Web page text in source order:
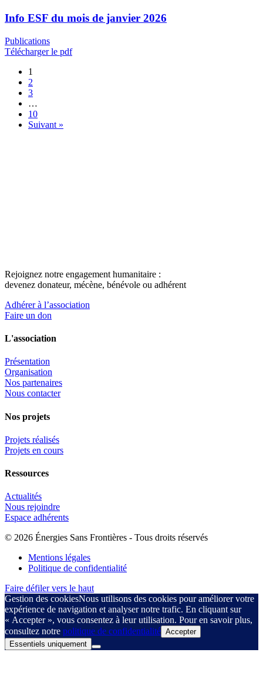
Info ESF du mois de janvier 2026
Publications
Télécharger le pdf
1
2
3
…
10
Suivant »
Rejoignez notre engagement humanitaire :
devenez donateur, mécène, bénévole ou adhérent
Adhérer à l’association
Faire un don
L'association
Présentation
Organisation
Nos partenaires
Nous contacter
Nos projets
Projets réalisés
Projets en cours
Ressources
Actualités
Nous rejoindre
Espace adhérents
© 2026 Énergies Sans Frontières - Tous droits réservés
Mentions légales
Politique de confidentialité
Faire défiler vers le haut
Gestion des cookiesNous utilisons des cookies pour améliorer votre
expérience de navigation et analyser notre trafic. En cliquant sur
« Accepter », vous consentez à leur utilisation. Pour en savoir plus,
consultez notre politique de confidentialité Accepter
Essentiels uniquement